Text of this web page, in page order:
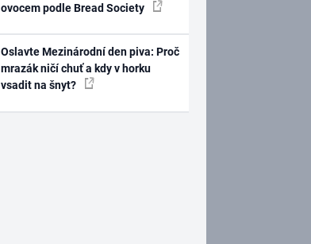
ovocem podle Bread Society
Oslavte Mezinárodní den piva: Proč
mrazák ničí chuť a kdy v horku
vsadit na šnyt?